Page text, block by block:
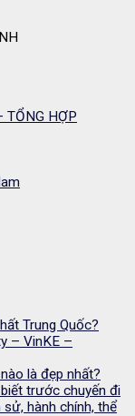
TỔNG HỢP
Trung Quốc?
– VinKE –
là đẹp nhất?
trước chuyến đi
hành chính, thể